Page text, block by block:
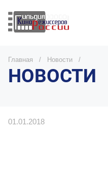
Главная / Новости /
НОВОСТИ
01.01.2018